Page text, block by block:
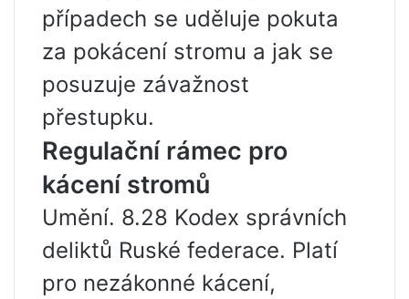
případech se uděluje pokuta
za pokácení stromu a jak se
posuzuje závažnost
přestupku.
Regulační rámec pro
kácení stromů
Umění. 8.28 Kodex správních
deliktů Ruské federace. Platí
pro nezákonné kácení,